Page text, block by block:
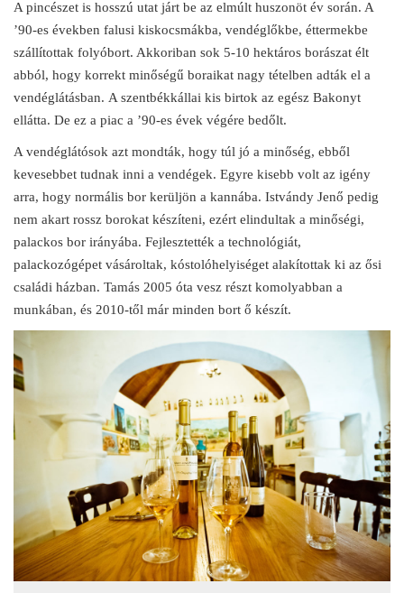
A pincészet is hosszú utat járt be az elmúlt huszonöt év során. A
’90-es években falusi kiskocsmákba, vendéglőkbe, éttermekbe
szállítottak folyóbort. Akkoriban sok 5-10 hektáros borászat élt
abból, hogy korrekt minőségű boraikat nagy tételben adták el a
vendéglátásban. A szentbékkállai kis birtok az egész Bakonyt
ellátta. De ez a piac a ’90-es évek végére bedőlt.
A vendéglátósok azt mondták, hogy túl jó a minőség, ebből
kevesebbet tudnak inni a vendégek. Egyre kisebb volt az igény
arra, hogy normális bor kerüljön a kannába. Istvándy Jenő pedig
nem akart rossz borokat készíteni, ezért elindultak a minőségi,
palackos bor irányába. Fejlesztették a technológiát,
palackozógépet vásároltak, kóstolóhelyiséget alakítottak ki az ősi
családi házban. Tamás 2005 óta vesz részt komolyabban a
munkában, és 2010-től már minden bort ő készít.